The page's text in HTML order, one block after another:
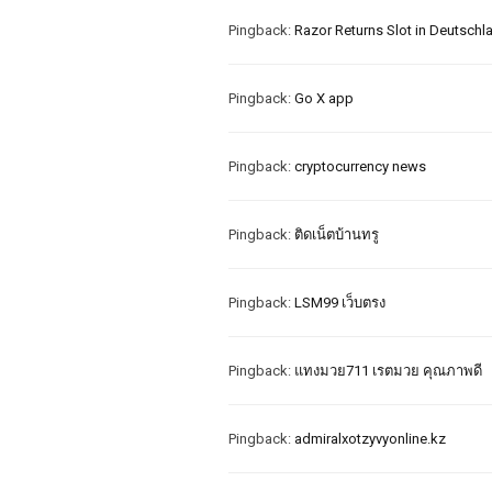
Pingback: Razor Returns Slot in
Pingback: Go X app
Pingback: cryptocurrency news
Pingback: ติดเน็ตบ้านทรู
Pingback: LSM99 เว็บตรง
Pingback: แทงมวย711 เรตมวย คุณภาพดี
Pingback: admiralxotzyvyonline.kz